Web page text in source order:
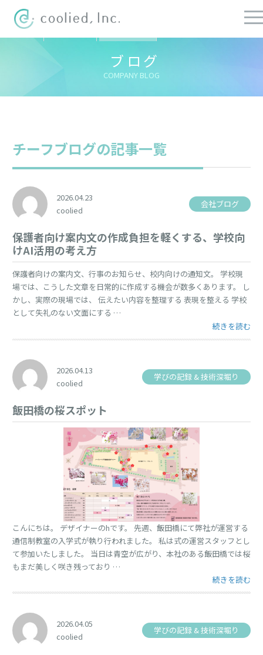
ブログ
COMPANY BLOG
ての記事
チーフブログの記事一覧
2026.04.23
coolied
会社ブログ
保護者向け案内文の作成負担を軽くする、学校向
けAI活用の考え方
保護者向けの案内文、行事のお知らせ、校内向けの通知文。 学校現
場では、こうした文章を日常的に作成する機会が数多くあります。 し
かし、実際の現場では、 伝えたい内容を整理する 表現を整える 学校
として失礼のない文面にする …
“保護者向け
続きを読む
2026.04.13
coolied
学びの記録 & 技術深堀り
飯田橋の桜スポット
こんにちは。 デザイナーのhです。 先週、飯田橋にて弊社が運営する
通信制教室の入学式が執り行われました。 私は式の運営スタッフとし
て参加いたしました。 当日は青空が広がり、本社のある飯田橋では桜
もまだ美しく咲き残っており …
“飯田橋の桜
続きを読む
2026.04.05
coolied
学びの記録 & 技術深堀り